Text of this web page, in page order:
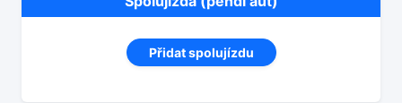
Přidat spolujízdu